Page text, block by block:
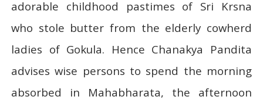
adorable childhood pastimes of Sri Krsna
who stole butter from the elderly cowherd
ladies of Gokula. Hence Chanakya Pandita
advises wise persons to spend the morning
absorbed in Mahabharata, the afternoon